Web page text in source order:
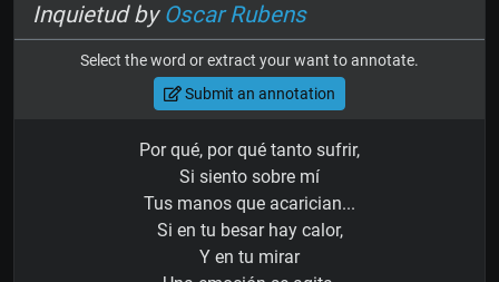
Inquietud by Oscar Rubens
Select the word or extract your want to annotate.
Submit an annotation
Por qué, por qué tanto sufrir,
Si siento sobre mí
Tus manos que acarician...
Si en tu besar hay calor,
Y en tu mirar